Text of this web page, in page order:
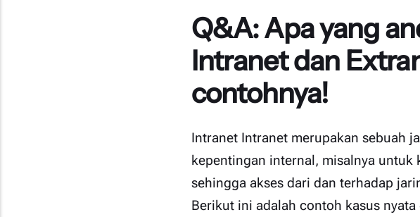
Q&A: Apa yang
Intranet dan
contohnya!
Intranet Intranet merupakan sebuah
kepentingan internal, misalnya untuk
sehingga akses dari dan terhadap
Berikut ini adalah contoh kasus